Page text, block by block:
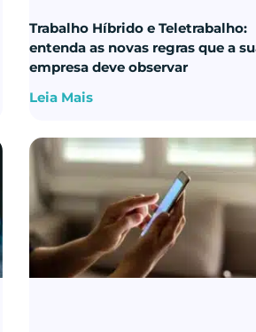
Trabalho Híbrido e Teletrabalho:
entenda as novas regras que a
empresa deve observar
Leia Mais